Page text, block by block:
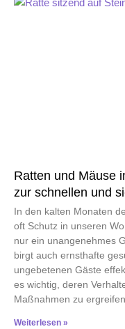
Ratten und Mäuse
zur schnellen und
In den kalten Monaten
oft Schutz in unseren
nur ein unangenehmes
birgt auch ernsthafte
ungebetenen Gäste
es wichtig, deren
Maßnahmen zu ergreifen.
Weiterlesen »